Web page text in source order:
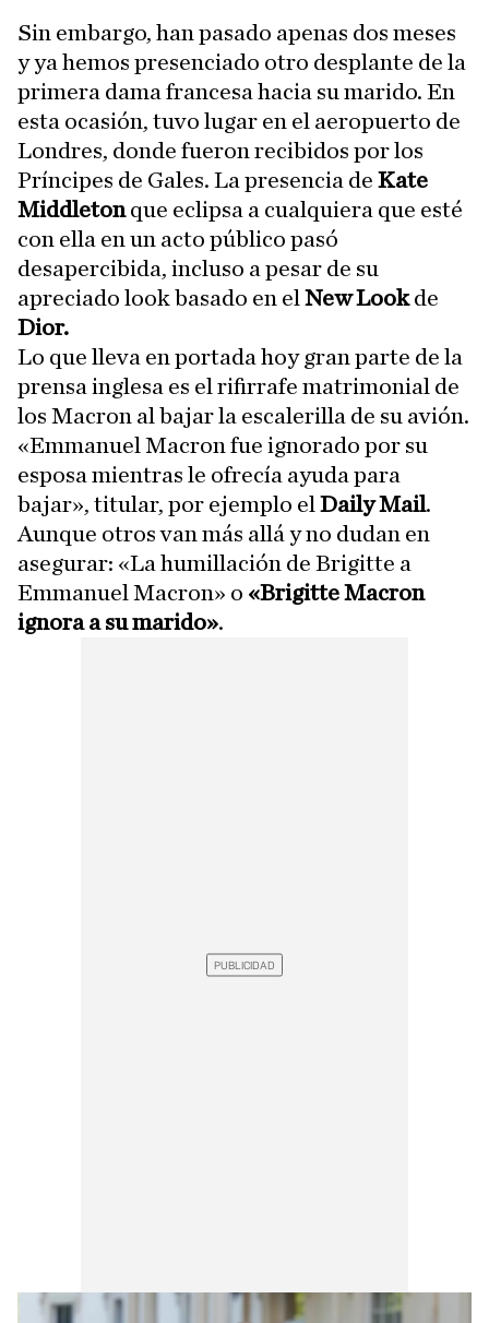
Sin embargo, han pasado apenas dos meses
y ya hemos presenciado otro desplante de la
primera dama francesa hacia su marido. En
esta ocasión, tuvo lugar en el aeropuerto de
Londres, donde fueron recibidos por los
Príncipes de Gales. La presencia de Kate
Middletonque eclipsa a cualquiera que esté
con ella en un acto público pasó
desapercibida, incluso a pesar de su
apreciado look basado en el New Lookde
Dior.
Lo que lleva en portada hoy gran parte de la
prensa inglesa es el rifirrafe matrimonial de
los Macron al bajar la escalerilla de su avión.
«Emmanuel Macron fue ignorado por su
esposa mientras le ofrecía ayuda para
bajar», titular, por ejemplo el Daily Mail.
Aunque otros van más allá y no dudan en
asegurar: «La humillación de Brigitte a
Emmanuel Macron» o «Brigitte Macron
ignora a su marido».